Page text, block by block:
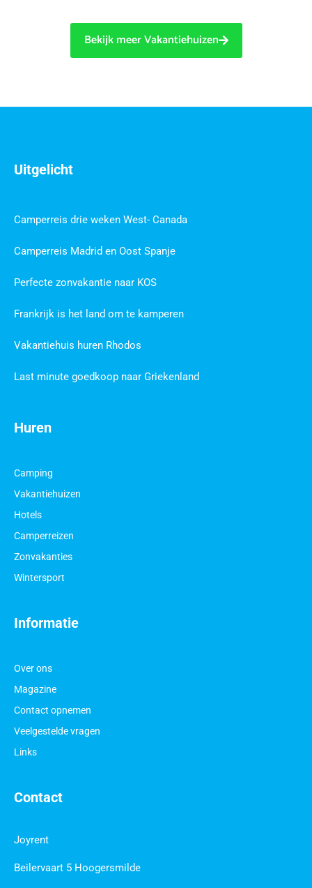
Bekijk meer Vakantiehuizen
Contact
Joyrent
Beilervaart 5 Hoogersmilde
Informatie
Over ons
Magazine
Contact opnemen
Veelgestelde vragen
Links
Huren
Camping
Vakantiehuizen
Hotels
Camperreizen
Zonvakanties
Wintersport
Uitgelicht
Camperreis drie weken West- Canada
Camperreis Madrid en Oost Spanje
Perfecte zonvakantie naar KOS
Frankrijk is het land om te kamperen
Vakantiehuis huren Rhodos
Last minute goedkoop naar Griekenland